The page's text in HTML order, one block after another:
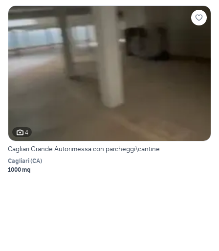
4
Cagliari Grande Autorimessa con parcheggi\cantine
Cagliari(CA)
1000 mq